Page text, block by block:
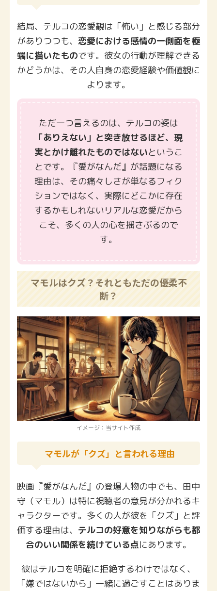
結局、テルコの恋愛観は「怖い」と感じる部分
がありつつも、 恋愛における感情の一側面を極
端に描いたものです。彼女の行動が理解できる
かどうかは、その人自身の恋愛経験や価値観に
よります。
ただ一つ言えるのは、テルコの姿は
「ありえない」と突き放せるほど、現
実とかけ離れたものではないというこ
とです。『愛がなんだ』が話題になる
理由は、その痛々しさが単なるフィク
ションではなく、実際にどこかに存在
するかもしれないリアルな恋愛だから
こそ、多くの人の心を揺さぶるので
す。
マモルはクズ？それともただの優柔不
断？
イメージ：当サイト作成
マモルが「クズ」と言われる理由
映画『愛がなんだ』の登場人物の中でも、田中
守（マモル）は特に視聴者の意見が分かれるキ
ャラクターです。多くの人が彼を「クズ」と評
価する理由は、 テルコの好意を知りながらも都
合のいい関係を続けている点にあります。
彼はテルコを明確に拒絶するわけではなく、
「嫌ではないから」一緒に過ごすことはありま